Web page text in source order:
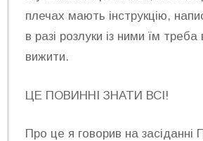
плечах мають інструкцію,
в разі розлуки із ними їм
вижити.
ЦЕ ПОВИННІ ЗНАТИ ВСІ!
Про це я говорив на засіданні